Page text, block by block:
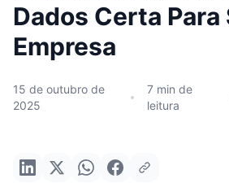
Dados Certa Para
Empresa
15 de outubro de
2025
7 min de
leitura